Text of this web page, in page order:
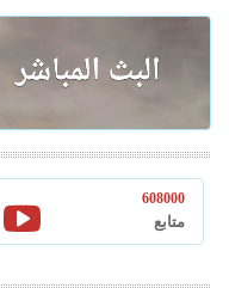
608000
متابع